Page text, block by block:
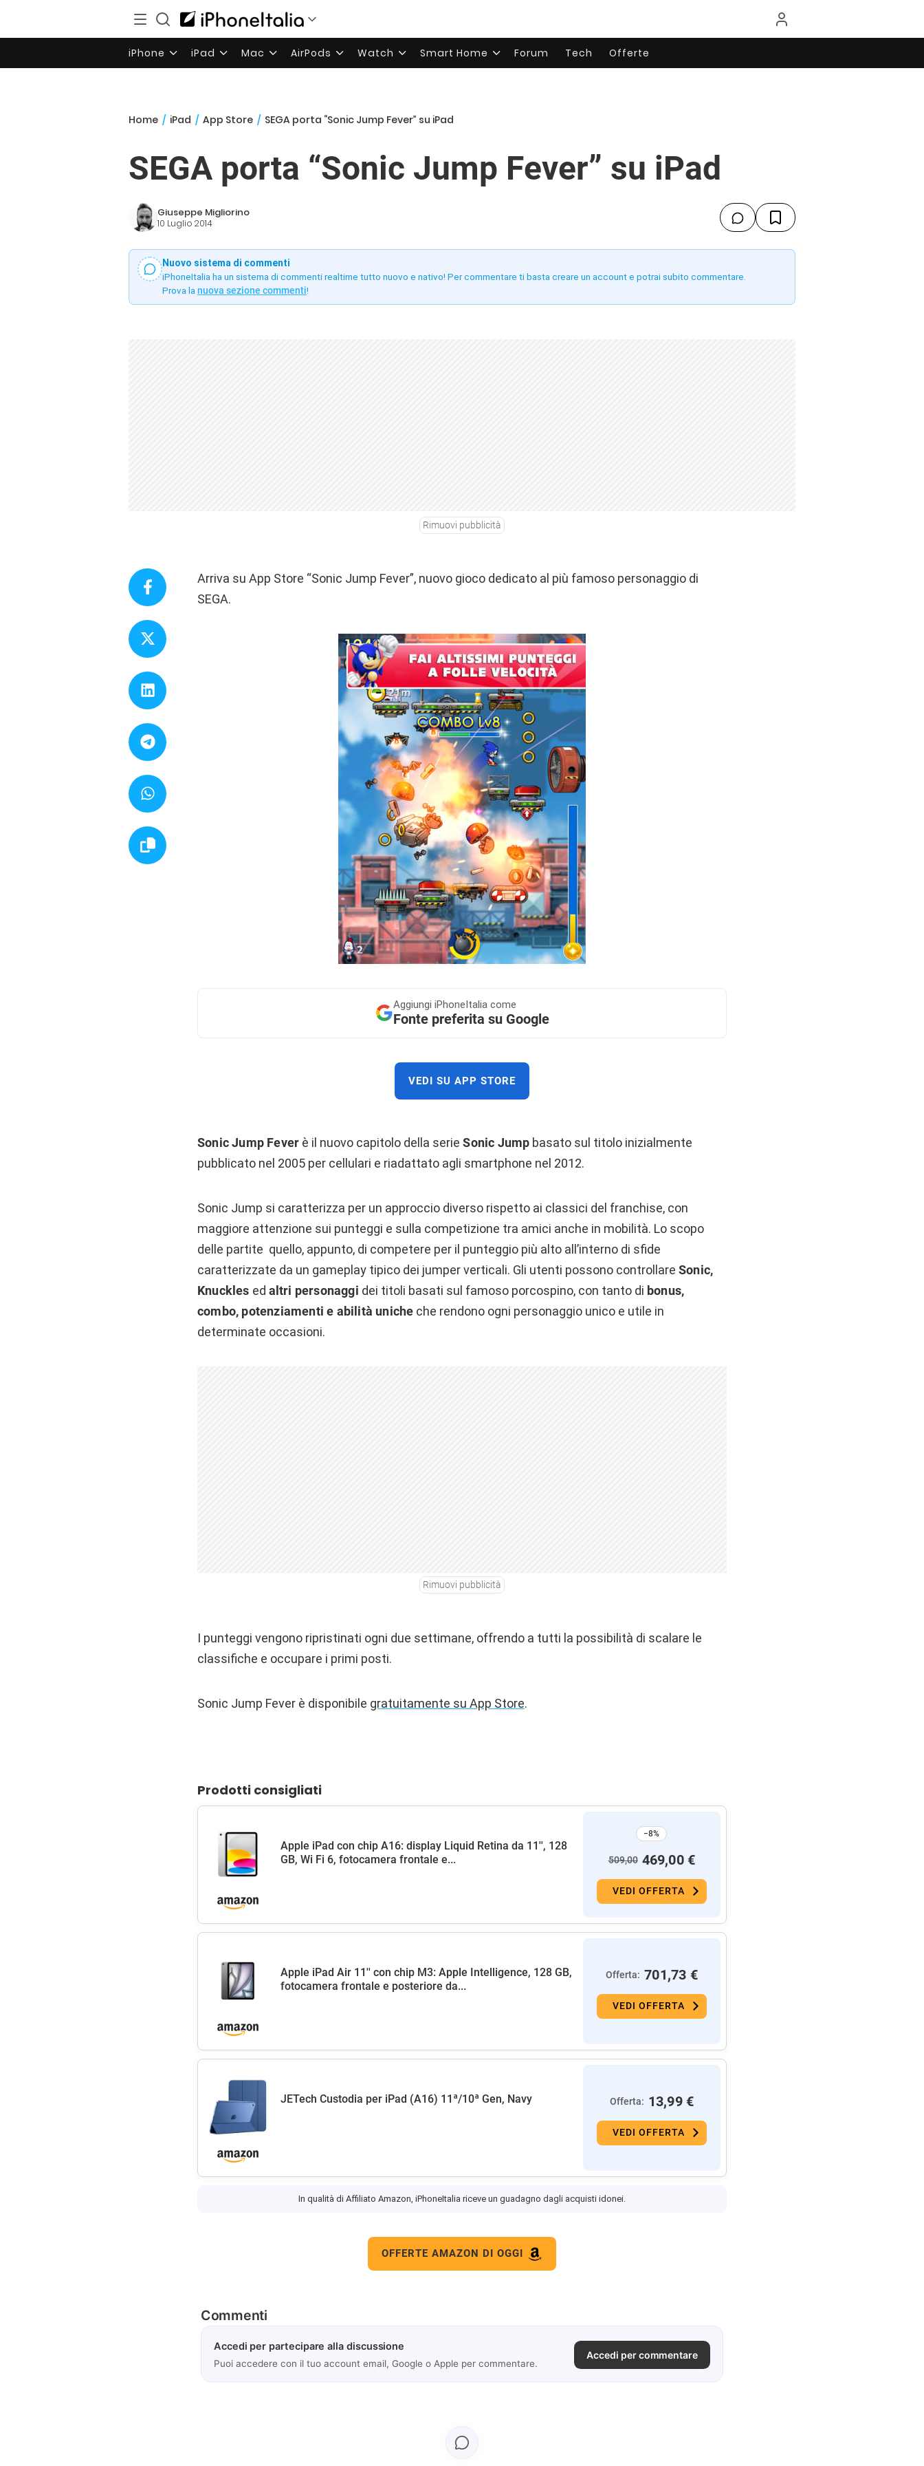
iPhone iPad Mac AirPods Watch Smart Home Forum Tech Offerte
Home / iPad / App Store / SEGA porta “Sonic Jump Fever” su iPad
SEGA porta “Sonic Jump Fever” su iPad
Giuseppe Migliorino
10 Luglio 2014
Nuovo sistema di commenti
iPhoneItalia ha un sistema di commenti realtime tutto nuovo e nativo! Per commentare ti basta creare un account e potrai subito commentare.
Prova la nuova sezione commenti!
Rimuovi pubblicità
Arriva su App Store “Sonic Jump Fever”, nuovo gioco dedicato al più famoso personaggio di
SEGA.
Aggiungi iPhoneItalia come
Fonte preferita su Google
VEDI SU APP STORE
Sonic Jump Fever è il nuovo capitolo della serieSonic Jump basato sul titolo inizialmente
pubblicato nel 2005 per cellulari e riadattato agli smartphone nel 2012.
Sonic Jump si caratterizza per un approccio diverso rispetto ai classici del franchise, con
maggiore attenzione sui punteggi e sulla competizione tra amici anche in mobilità. Lo scopo
delle partite quello, appunto, di competere per il punteggio più alto all’interno di sfide
caratterizzate da un gameplay tipico dei jumper verticali. Gli utenti possono controllare Sonic,
Knuckles ed altri personaggi dei titoli basati sul famoso porcospino, con tanto di bonus,
combo, potenziamenti e abilità uniche che rendono ogni personaggio unico e utile in
determinate occasioni.
Rimuovi pubblicità
I punteggi vengono ripristinati ogni due settimane, offrendo a tutti la possibilità di scalare le
classifiche e occupare i primi posti.
Sonic Jump Fever è disponibile gratuitamente su App Store.
Prodotti consigliati
Apple iPad con chip A16: display Liquid Retina da 11'', 128
GB, Wi Fi 6, fotocamera frontale e...
−8%
509,00 469,00 €
VEDI OFFERTA
Apple iPad Air 11'' con chip M3: Apple Intelligence, 128 GB,
fotocamera frontale e posteriore da...
Offerta: 701,73 €
VEDI OFFERTA
JETech Custodia per iPad (A16) 11ª/10ª Gen, Navy Offerta: 13,99 €
VEDI OFFERTA
In qualità di Affiliato Amazon, iPhoneItalia riceve un guadagno dagli acquisti idonei.
OFFERTE AMAZON DI OGGI
Commenti
Accedi per partecipare alla discussione
Puoi accedere con il tuo account email, Google o Apple per commentare.
Accedi per commentare